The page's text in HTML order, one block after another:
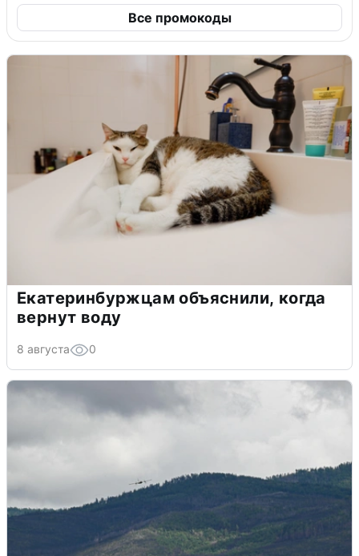
Все промокоды
Екатеринбуржцам объяснили, когда
вернут воду
8 августа 0